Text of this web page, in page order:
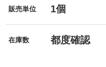
販売単位 1個
在庫数 都度確認